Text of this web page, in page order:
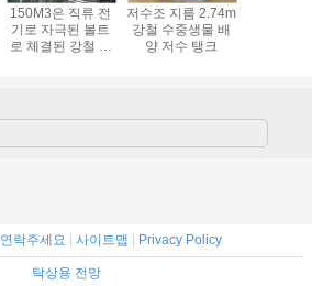
150M3은 직류 전
기로 자극된 볼트
로 체결된 강철 저
저수조 지름 2.74m
강철 수중생물 배
양 저수 탱크
연락주세요 사이트맵 Privacy Policy
탁상용 전망